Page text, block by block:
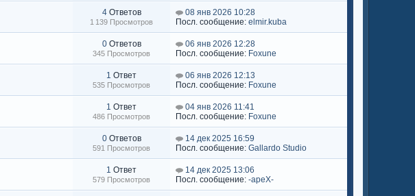
4Ответов
1 139 Просмотров
08 янв 2026 10:28
Посл. сообщение:elmir.kuba
0Ответов
345 Просмотров
06 янв 2026 12:28
Посл. сообщение: Foxune
1 Ответ
535 Просмотров
06 янв 2026 12:13
Посл. сообщение: Foxune
1 Ответ
486 Просмотров
04 янв 2026 11:41
Посл. сообщение: Foxune
0Ответов
591 Просмотров
14 дек 2025 16:59
Посл. сообщение:Gallardo Studio
1 Ответ
579 Просмотров
14 дек 2025 13:06
Посл. сообщение:-apeX-